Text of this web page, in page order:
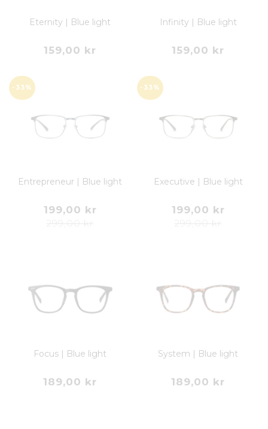
Eternity | Blue light
159,00 kr
Infinity | Blue light
159,00 kr
-33%
Entrepreneur | Blue light
199,00 kr
-33%
Executive | Blue light
199,00 kr
Focus | Blue light
189,00 kr
System | Blue light
189,00 kr